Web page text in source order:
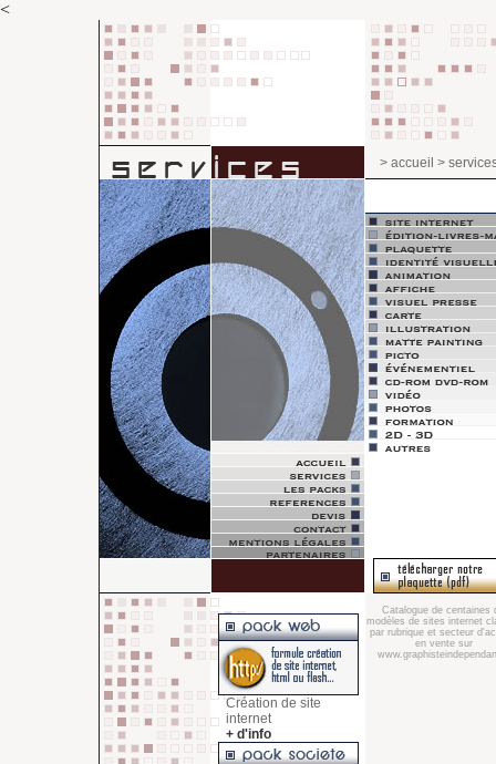
<
> accueil >
Création de site
internet
+ d'info
Catalogue de centaines
modèles de sites internet
par rubrique et secteur
en vente sur